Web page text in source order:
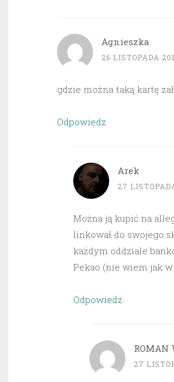
Agnieszka
26 LISTOPADA
gdzie można taką kartę
Odpowiedz
Arek
27
Można ją kupić na
linkował do swojego
każdym oddziale
Pekao (nie wiem jak
Odpowiedz
ROMAN
27